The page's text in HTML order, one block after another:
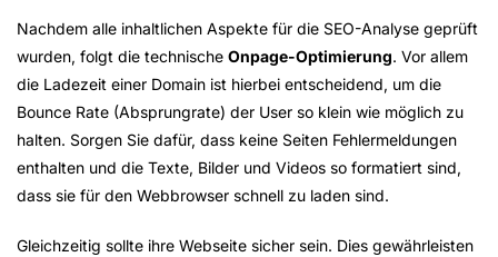
Nachdem alle inhaltlichen Aspekte für die SEO-Analyse geprüft
wurden, folgt die technische Onpage-Optimierung. Vor allem
die Ladezeit einer Domain ist hierbei entscheidend, um die
Bounce Rate (Absprungrate) der User so klein wie möglich zu
halten. Sorgen Sie dafür, dass keine Seiten Fehlermeldungen
enthalten und die Texte, Bilder und Videos so formatiert sind,
dass sie für den Webbrowser schnell zu laden sind.
Gleichzeitig sollte ihre Webseite sicher sein. Dies gewährleisten